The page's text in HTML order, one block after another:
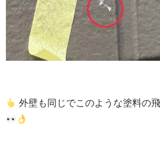
外壁も同じでこのような塗料の